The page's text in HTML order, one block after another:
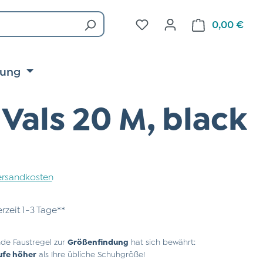
Du hast 0 Produkte auf
0,00 €
20 M, black
1-3 Tage**
Faustregel zur Größenfindung hat sich bewährt:
höher als Ihre übliche Schuhgröße!